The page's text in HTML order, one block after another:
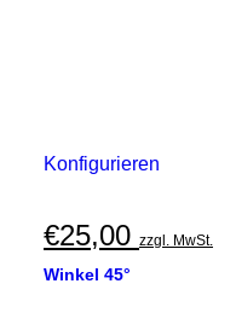
Konfigurieren
€25,00 zzgl. MwSt.
Winkel 45°